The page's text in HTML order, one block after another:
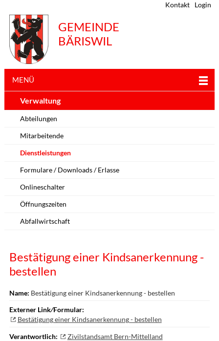
Kontakt Login
GEMEINDE
BÄRISWIL
MENÜ
Verwaltung
Abteilungen
Mitarbeitende
Dienstleistungen
Formulare / Downloads / Erlasse
Onlineschalter
Öffnungszeiten
Abfallwirtschaft
Bestätigung einer Kindsanerkennung -
bestellen
Name: Bestätigung einer Kindsanerkennung - bestellen
Externer Link⁄Formular:
Bestätigung einer Kindsanerkennung - bestellen
Verantwortlich: Zivilstandsamt Bern-Mittelland